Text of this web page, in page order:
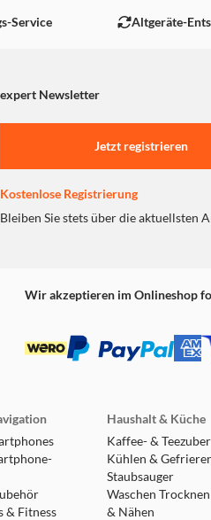
Service Altgeräte-
expert Newsletter
Jetzt registrieren
Kostenlose Registrierung
Bleiben Sie stets über die aktuellsten
Wir akzeptieren im Onlineshop
& Fitness
Haushalt & Küche
Kaffee- &
Kühlen &
Staubsauger
Waschen
& Nähen